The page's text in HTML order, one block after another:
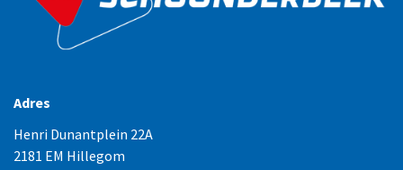
Adres
Henri Dunantplein 22A
2181 EM Hillegom